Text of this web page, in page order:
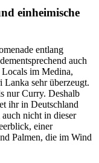
einheimische
entlang
auch
Locals im Medina,
sehr überzeugt.
nur Curry. Deshalb
ihr in Deutschland
nicht in dieser
einer
Palmen, die im Wind